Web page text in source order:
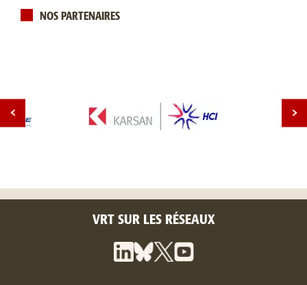
NOS PARTENAIRES
VRT SUR LES RÉSEAUX